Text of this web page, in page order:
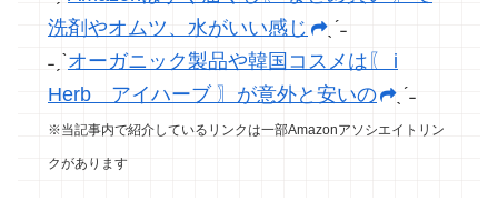
洗剤やオムツ、水がいい感じ
ˎˊ˗
˗ˏˋオーガニック製品や韓国コスメは〖 i
Herb アイハーブ 〗が意外と安いの
ˎˊ˗
※当記事内で紹介しているリンクは一部Amazonアソシエイトリン
クがあります